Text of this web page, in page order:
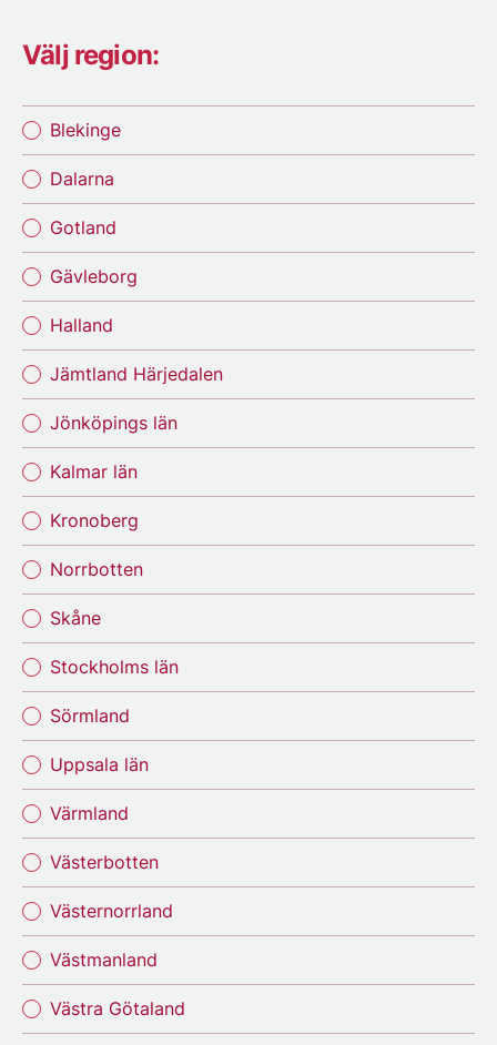
Välj region:
Blekinge
Dalarna
Gotland
Gävleborg
Halland
Jämtland Härjedalen
Jönköpings län
Kalmar län
Kronoberg
Norrbotten
Skåne
Stockholms län
Sörmland
Uppsala län
Värmland
Västerbotten
Västernorrland
Västmanland
Västra Götaland